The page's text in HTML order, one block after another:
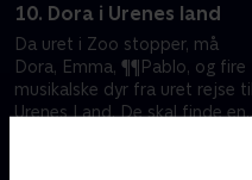
10. Dora i Urenes land
Da uret i Zoo stopper, må
Dora, Emma, ¶¶Pablo, og fire
musikalske dyr fra uret rejse til
Urenes Land. De skal finde en